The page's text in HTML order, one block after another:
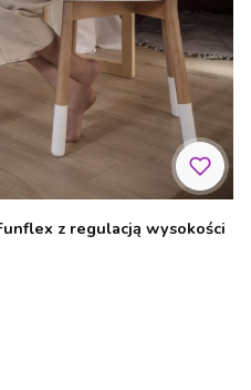
z regulacją wysokości